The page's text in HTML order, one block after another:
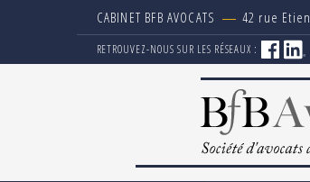
CABINET BFB AVOCATS 42 rue
RETROUVEZ-NOUS SUR LES RÉSEAUX :
Panneau de gestion des cookies